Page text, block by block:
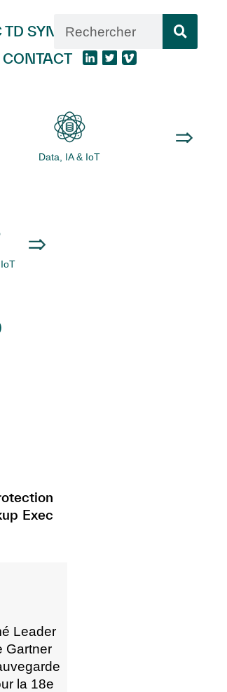
TD SYNNEX
CONTACT
Data, IA & IoT
Exec
Leader
Gartner
la 18e